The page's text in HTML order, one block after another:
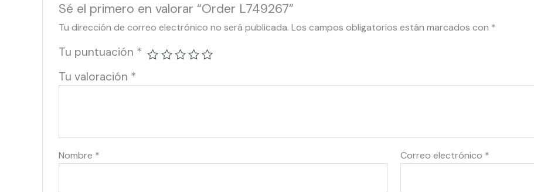
Sé el primero en valorar “Order L749267”
Tu dirección de correo electrónico no será publicada. Los campos obligatorios están marcados con *
Tu puntuación *
Tu valoración *
Nombre * Correo electrónico *